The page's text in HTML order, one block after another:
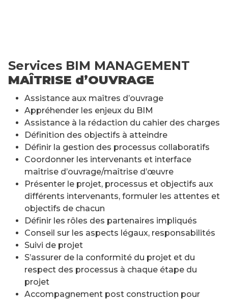
Services BIM MANAGEMENT
MAÎTRISE d’OUVRAGE
Assistance aux maîtres d’ouvrage
Appréhender les enjeux du BIM
Assistance à la rédaction du cahier des charges
Définition des objectifs à atteindre
Définir la gestion des processus collaboratifs
Coordonner les intervenants et interface
maîtrise d’ouvrage/maîtrise d’œuvre
Présenter le projet, processus et objectifs aux
différents intervenants, formuler les attentes et
objectifs de chacun
Définir les rôles des partenaires impliqués
Conseil sur les aspects légaux, responsabilités
Suivi de projet
S’assurer de la conformité du projet et du
respect des processus à chaque étape du
projet
Accompagnement post construction pour